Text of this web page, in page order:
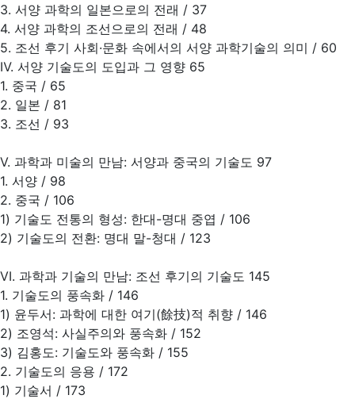
3. 서양 과학의 일본으로의 전래 / 37
4. 서양 과학의 조선으로의 전래 / 48
5. 조선 후기 사회·문화 속에서의 서양 과학기술의 의미 / 60
Ⅳ. 서양 기술도의 도입과 그 영향 65
1. 중국 / 65
2. 일본 / 81
3. 조선 / 93
Ⅴ. 과학과 미술의 만남: 서양과 중국의 기술도 97
1. 서양 / 98
2. 중국 / 106
1) 기술도 전통의 형성: 한대-명대 중엽 / 106
2) 기술도의 전환: 명대 말-청대 / 123
VI. 과학과 기술의 만남: 조선 후기의 기술도 145
1. 기술도의 풍속화 / 146
1) 윤두서: 과학에 대한 여기(餘技)적 취향 / 146
2) 조영석: 사실주의와 풍속화 / 152
3) 김홍도: 기술도와 풍속화 / 155
2. 기술도의 응용 / 172
1) 기술서 / 173